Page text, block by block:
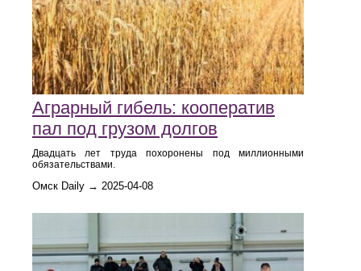
Аграрный гибель: кооператив
пал под грузом долгов
Двадцать лет труда похоронены под миллионными
обязательствами.
Омск Daily → 2025-04-08